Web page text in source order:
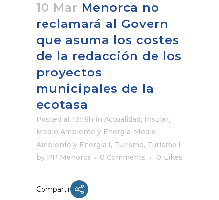
10 Mar Menorca no
reclamará al Govern
que asuma los costes
de la redacción de los
proyectos
municipales de la
ecotasa
Posted at 13:16h in Actualidad, Insular,
Medio Ambiente y Energía, Medio
Ambiente y Energía I, Turismo, Turismo I
by PP Menorca 0 Comments 0 Likes
Compartir